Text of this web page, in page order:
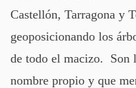
Castellón, Tarragona y
geoposicionando los
de todo el macizo. Son
nombre propio y que